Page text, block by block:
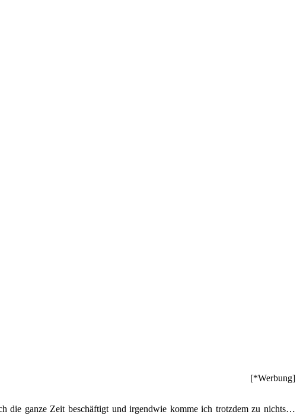
[*Werbung]
ganze Zeit beschäftigt und irgendwie komme ich trotzdem zu nichts…